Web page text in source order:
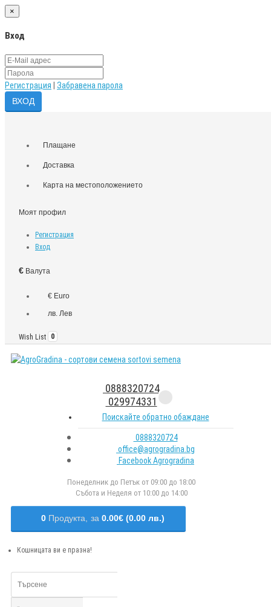
×
Вход
Регистрация Забравена парола
Плащане
Доставка
Карта на местоположението
Моят профил
Регистрация
Вход
€ Валута
€ Euro
лв. Лев
Wish List 0
0888320724
029974331
Поискайте обратно обаждане
0888320724
office@agrogradina.bg
Facebook Agrogradina
Понеделник до Петък от 09:00 до 18:00
Събота и Неделя от 10:00 до 14:00
0 Продукта, за 0.00€ (0.00 лв.)
Кошницата ви е празна!